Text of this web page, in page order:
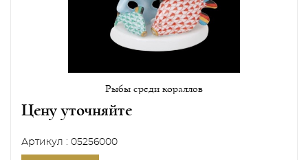
Рыбы среди кораллов
Цену уточняйте
Артикул : 05256000